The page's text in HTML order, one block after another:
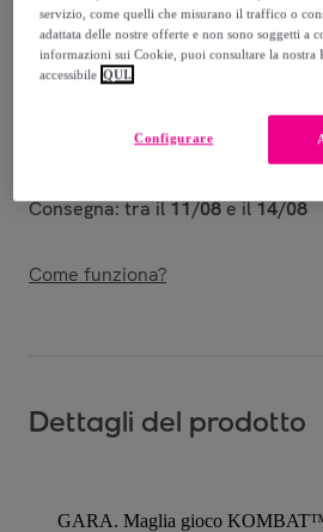
Consegna
Gratuita da 50 € di acquisto
Consegna: tra il11/08e il14/08
Come funziona?
Dettagli del prodotto
GARA. Maglia gioco KOMBAT™
servizio, come quelli che misurano il traffico o
adattata delle nostre offerte e non sono soggetti a
informazioni sui Cookie, puoi consultare la nostra
accessibile QUI.
Configurare